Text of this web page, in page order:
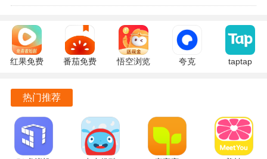
2. 软件提供丰富的素材库，轻松获取所需资源，降低创作门
槛。
3. 通过社区的互动，参与到其他作品的二次创作中，激发更
多创意灵感。
4. 创游世界不断更新，为用户提供最新的创作工具和资源，
保持创作的活力。
软件功能
红果免费
7.2.9.32
官方版
番茄免费
7.2.9.32
悟空浏览
夸克
taptap
热门推荐